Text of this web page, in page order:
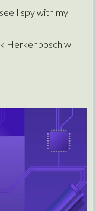
I spy with my
Herkenbosch w